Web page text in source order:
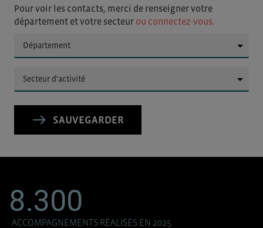
Pour voir les contacts, merci de renseigner votre
département et votre secteur ou connectez-vous.
SAUVEGARDER
8.300
ACCOMPAGNEMENTS RÉALISÉS EN 2025